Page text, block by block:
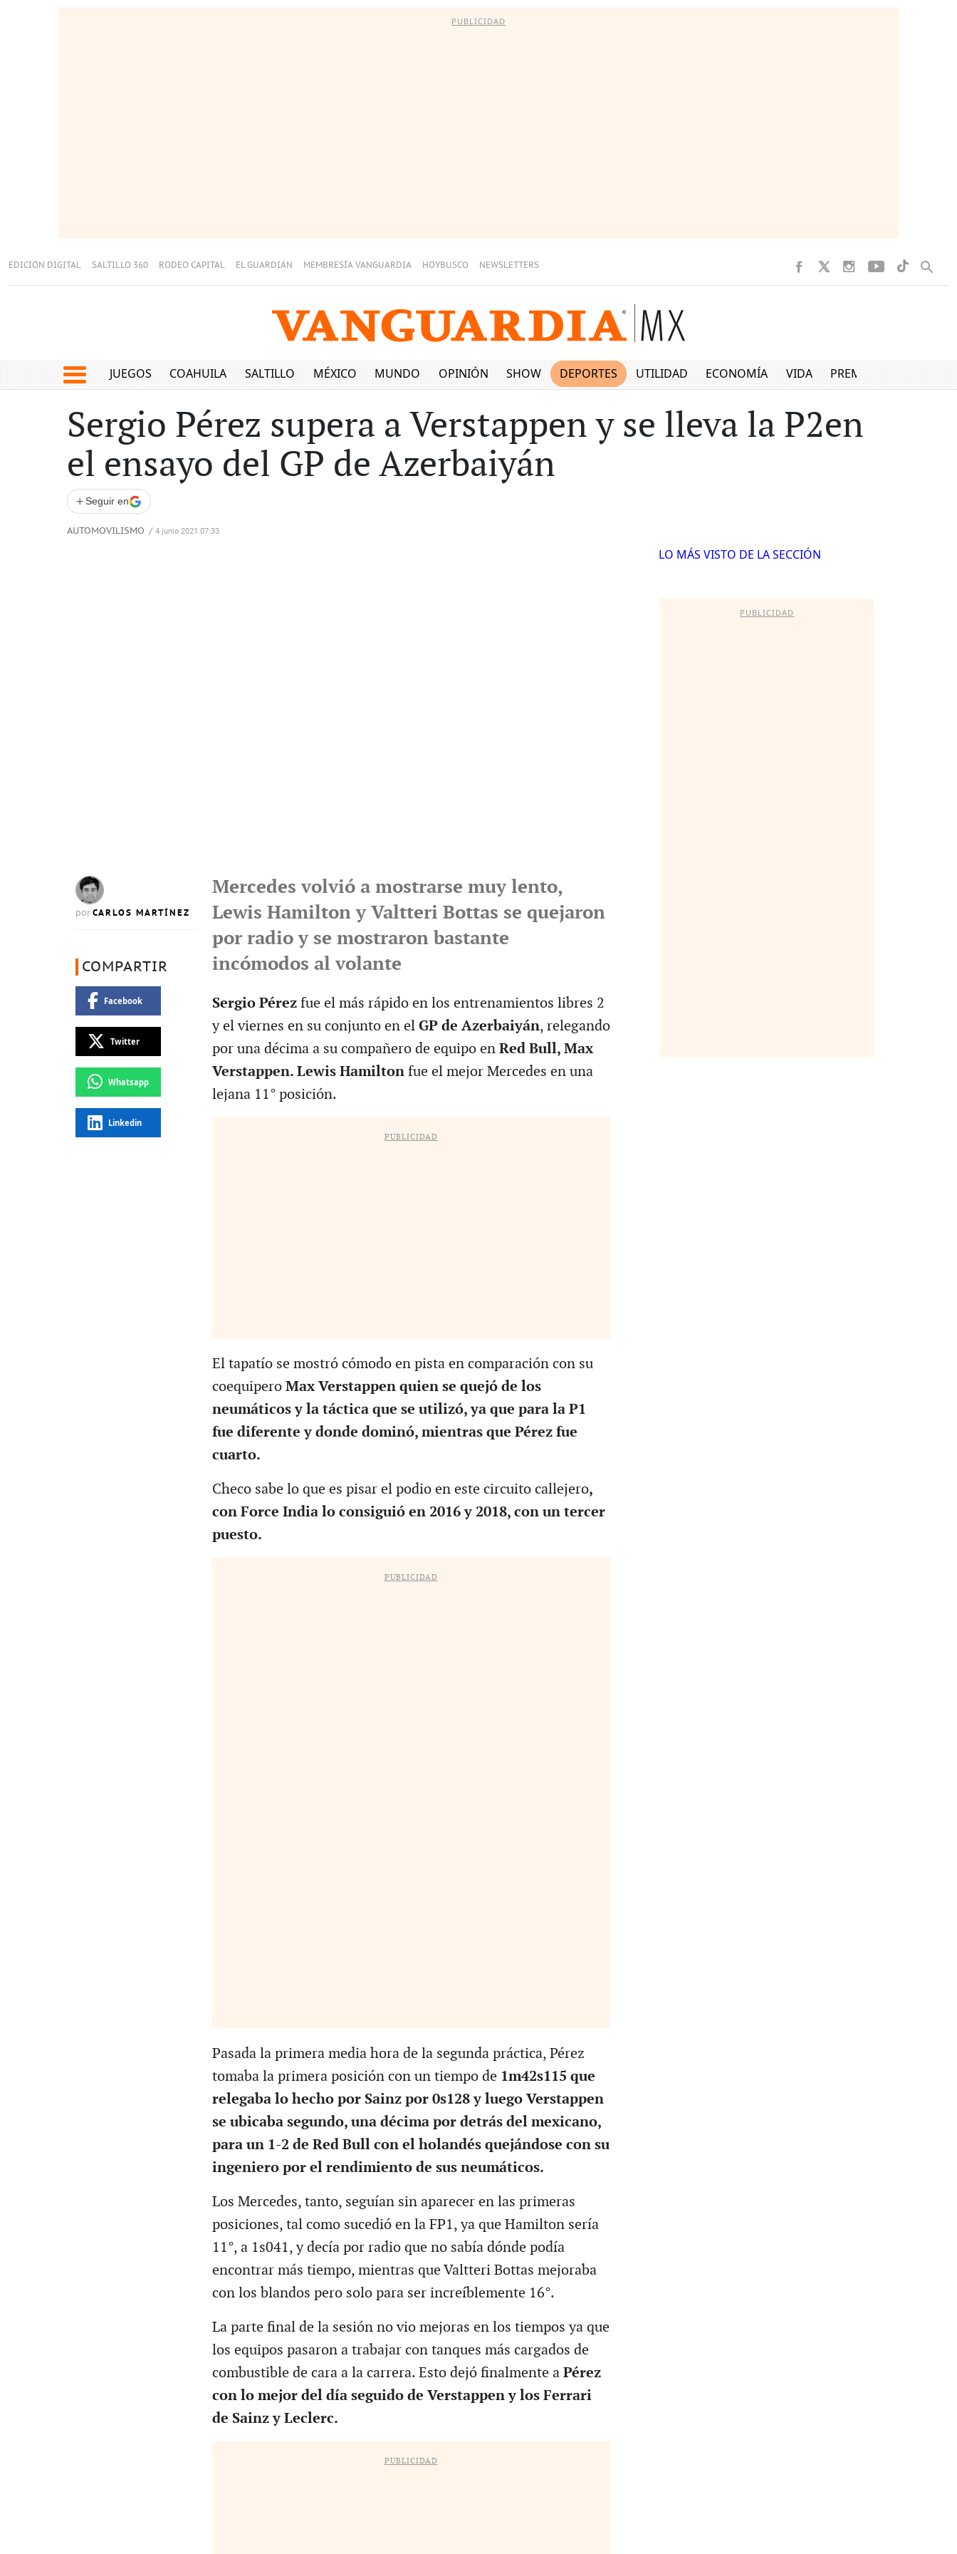
PUBLICIDAD
EDICIÓN DIGITAL SALTILLO 360 RODEO CAPITAL EL GUARDIÁN MEMBRESÍA VANGUARDIA HOYBUSCO NEWSLETTERS
JUEGOS COAHUILA SALTILLO MÉXICO MUNDO OPINIÓN SHOW DEPORTES UTILIDAD ECONOMÍA VIDA PREMIUM
Sergio Pérez supera a Verstappen y se lleva la P2en
el ensayo del GP de Azerbaiyán
+ Seguir en
AUTOMOVILISMO / 4 junio 2021 07:33
por CARLOS MARTÍNEZ
COMPARTIR
Facebook
Twitter
Whatsapp
Linkedin
Mercedes volvió a mostrarse muy lento,
Lewis Hamilton y Valtteri Bottas se quejaron
por radio y se mostraron bastante
incómodos al volante
Sergio Pérez fue el más rápido en los entrenamientos libres 2
y el viernes en su conjunto en el GP de Azerbaiyán, relegando
por una décima a su compañero de equipo en Red Bull, Max
Verstappen. Lewis Hamiltonfue el mejor Mercedes en una
lejana 11° posición.
PUBLICIDAD
El tapatío se mostró cómodo en pista en comparación con su
coequipero Max Verstappen quien se quejó de los
neumáticos y la táctica que se utilizó, ya que para la P1
fue diferente y donde dominó, mientras que Pérez fue
cuarto.
Checo sabe lo que es pisar el podio en este circuito callejero,
con Force India lo consiguió en 2016 y 2018, con un tercer
puesto.
PUBLICIDAD
Pasada la primera media hora de la segunda práctica, Pérez
tomaba la primera posición con un tiempo de 1m42s115 que
relegaba lo hecho por Sainz por 0s128 y luego Verstappen
se ubicaba segundo, una décima por detrás del mexicano,
para un 1-2 de Red Bull con el holandés quejándose con su
ingeniero por el rendimiento de sus neumáticos.
Los Mercedes, tanto, seguían sin aparecer en las primeras
posiciones, tal como sucedió en la FP1, ya que Hamilton sería
11°, a 1s041, y decía por radio que no sabía dónde podía
encontrar más tiempo, mientras que Valtteri Bottas mejoraba
con los blandos pero solo para ser increíblemente 16°.
La parte final de la sesión no vio mejoras en los tiempos ya que
los equipos pasaron a trabajar con tanques más cargados de
combustible de cara a la carrera. Esto dejó finalmente a Pérez
con lo mejor del día seguido de Verstappen y los Ferrari
de Sainz y Leclerc.
PUBLICIDAD
LO MÁS VISTO DE LA SECCIÓN
PUBLICIDAD